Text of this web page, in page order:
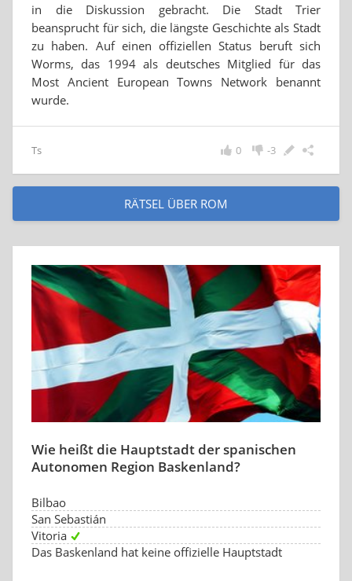
in die Diskussion gebracht. Die Stadt Trier
beansprucht für sich, die längste Geschichte als Stadt
zu haben. Auf einen offiziellen Status beruft sich
Worms, das 1994 als deutsches Mitglied für das
Most Ancient European Towns Network benannt
wurde.
Ts -3
0
RÄTSEL ÜBER ROM
Wie heißt die Hauptstadt der spanischen
Autonomen Region Baskenland?
Bilbao
San Sebastián
Vitoria
Das Baskenland hat keine offizielle Hauptstadt